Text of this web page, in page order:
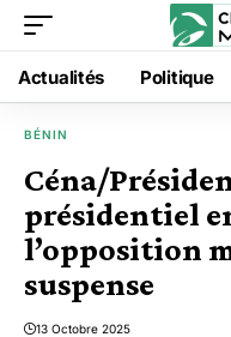
Actualités Politique
BÉNIN
Céna/
présidentiel
l’opposition
suspense
13 Octobre 2025